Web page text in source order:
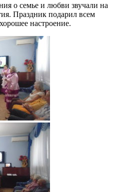
о семье и любви звучали на
Праздник подарил всем
настроение.